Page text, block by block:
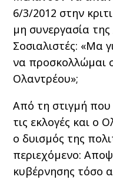
6/3/2012 στην
μη συνεργασία
Σοσιαλιστές: «Μα
να προσκολλώμαι
Ολαντρέου»;
Από τη στιγμή που
τις εκλογές και ο
ο δυισμός της
περιεχόμενο:
κυβέρνησης τόσο